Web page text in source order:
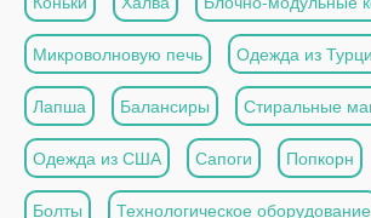
Микроволновую печь Одежда из
Лапша Балансиры Стиральные
Одежда из США Сапоги Попкорн
Болты Технологическое оборудование